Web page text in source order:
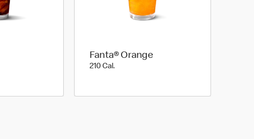
Fanta® Orange
210 Cal.